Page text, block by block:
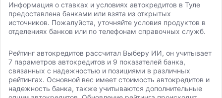
Информация о ставках и условиях автокредитов в Туле
предоставлена банками или взята из открытых
источников. Пожалуйста, уточняйте условия продуктов в
отделениях банков или по телефонам справочных служб.
Рейтинг автокредитов рассчитал Выберу ИИ, он учитывает
7 параметров автокредитов и 9 показателей банка,
связанных с надежностью и позициями в различных
рейтингах. Основной вес имеет стоимость автокредитов и
надежность банка, также учитываются дополнительные